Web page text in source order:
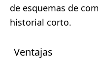
de esquemas de
historial corto.
Ventajas